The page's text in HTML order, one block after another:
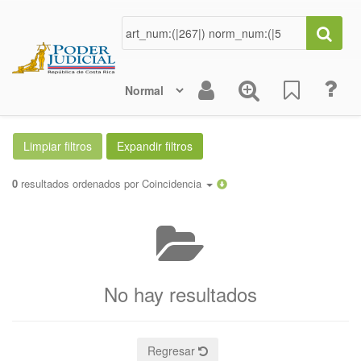
0 resultados ordenados por Coincidencia
No hay resultados
Regresar